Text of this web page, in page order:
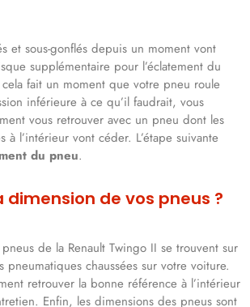
et sous-gonflés depuis un moment vont
supplémentaire pour l’éclatement du
fait un moment que votre pneu roule
inférieure à ce qu’il faudrait, vous
vous retrouver avec un pneu dont les
à l’intérieur vont céder. L’étape suivante
du pneu.
dimension de vos pneus ?
de la Renault Twingo II se trouvent sur
pneumatiques chaussées sur votre voiture.
retrouver la bonne référence à l’intérieur
Enfin, les dimensions des pneus sont